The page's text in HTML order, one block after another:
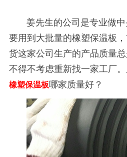
姜先生的公司是专业做
要用到大批量的橡塑保温板
货这家公司生产的产品质量
不得不考虑重新找一家工厂
橡塑保温板哪家质量好？